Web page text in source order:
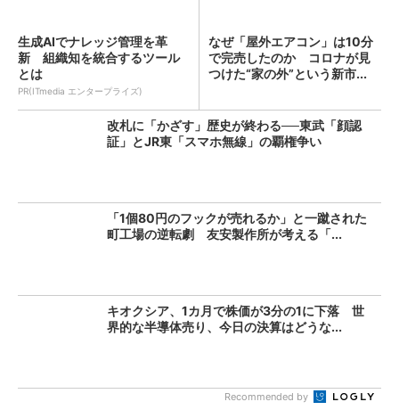
生成AIでナレッジ管理を革
新 組織知を統合するツール
とは
PR(ITmedia エンタープライズ)
なぜ「屋外エアコン」は10分
で完売したのか コロナが見
つけた“家の外”という新市...
改札に「かざす」歴史が終わる──東武「顔認
証」とJR東「スマホ無線」の覇権争い
「1個80円のフックが売れるか」と一蹴された
町工場の逆転劇 友安製作所が考える「...
キオクシア、1カ月で株価が3分の1に下落 世
界的な半導体売り、今日の決算はどうな...
Recommended by